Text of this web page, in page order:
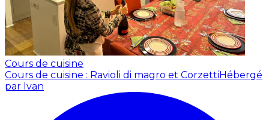
Cours de cuisine
Cours de cuisine : Ravioli di magro et CorzettiHébergé
par Ivan